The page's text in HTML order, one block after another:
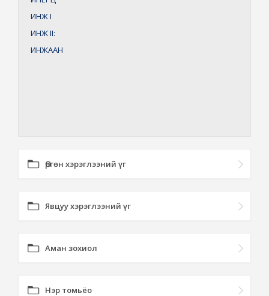
ИНЖI
ИНЖII:
ИНЖААН
Өргөн хэрэглээний үг
Явцуу хэрэглээний үг
Аман зохиол
Нэр томьёо